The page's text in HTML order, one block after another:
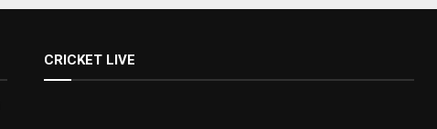
CRICKET LIVE